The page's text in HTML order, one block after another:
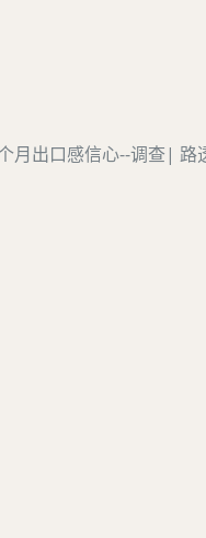
月出口感信心--调查| 路